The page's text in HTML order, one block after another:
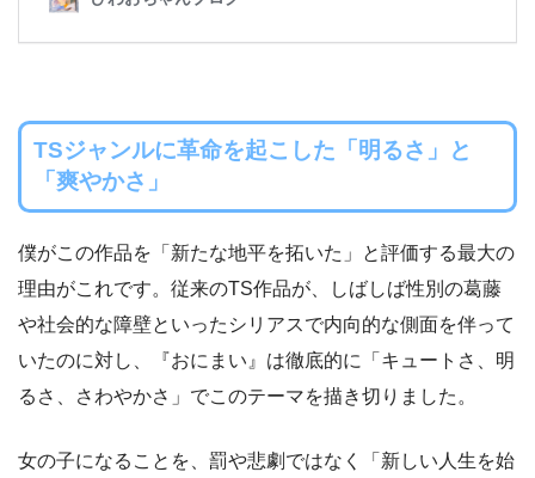
TSジャンルに革命を起こした「明るさ」と
「爽やかさ」
僕がこの作品を「新たな地平を拓いた」と評価する最大の
理由がこれです。従来のTS作品が、しばしば性別の葛藤
や社会的な障壁といったシリアスで内向的な側面を伴って
いたのに対し、『おにまい』は徹底的に「キュートさ、明
るさ、さわやかさ」でこのテーマを描き切りました。
女の子になることを、罰や悲劇ではなく「新しい人生を始